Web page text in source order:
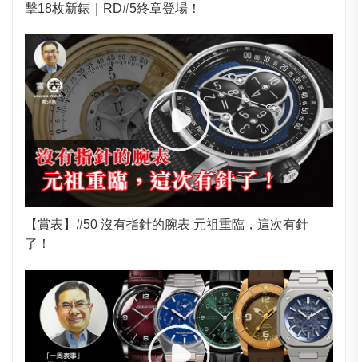
擊18枚新錶｜RD#5終章登場！
【賞表】#50 沒有指針的腕表 元祖重臨，這次有針
了！